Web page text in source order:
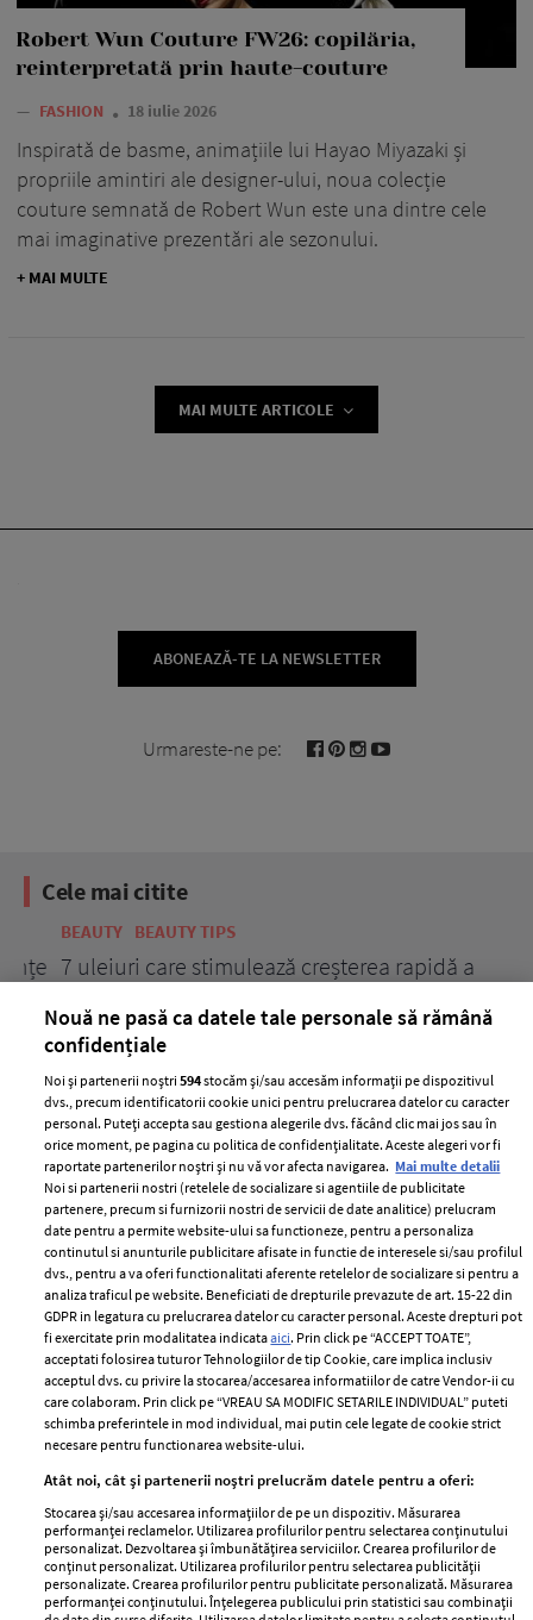
Robert Wun Couture FW26: copilăria,
reinterpretată prin haute-couture
— FASHION 18 iulie 2026
Inspirată de basme, animațiile lui Hayao Miyazaki și
propriile amintiri ale designer-ului, noua colecție
couture semnată de Robert Wun este una dintre cele
mai imaginative prezentări ale sezonului.
+ MAI MULTE
MAI MULTE ARTICOLE
ABONEAZĂ-TE LA NEWSLETTER
Urmareste-ne pe:
Cele mai citite
BEAUTY BEAUTY TIPS
7 uleiuri care stimulează creșterea rapidă a
ELLE Style Awards
2024
Despre ELLE
Romania
Contact
Abonamente
Termeni si conditii
Politica de
confidențialitate
Politica de cookies
Publicitate
GSP
Unica
Baby
Retete
femei
Viva
Avantaje
Retete practice
Nouă ne pasă ca datele tale personale să rămână
confidențiale
Noi și partenerii noștri594stocăm și/sau accesăm informații pe dispozitivul
dvs., precum identificatorii cookie unici pentru prelucrarea datelor cu caracter
personal. Puteți accepta sau gestiona alegerile dvs. făcând clic mai jos sau în
orice moment, pe pagina cu politica de confidențialitate. Aceste alegeri vor fi
raportate partenerilor noștri și nu vă vor afecta navigarea. Mai multe detalii
Noi si partenerii nostri (retelele de socializare si agentiile de publicitate
partenere, precum si furnizorii nostri de servicii de date analitice) prelucram
date pentru a permite website-ului sa functioneze, pentru a personaliza
continutul si anunturile publicitare afisate in functie de interesele si/sau profilul
dvs., pentru a va oferi functionalitati aferente retelelor de socializare si pentru a
analiza traficul pe website. Beneficiati de drepturile prevazute de art. 15-22 din
GDPR in legatura cu prelucrarea datelor cu caracter personal. Aceste drepturi pot
fi exercitate prin modalitatea indicataaici. Prin click pe “ACCEPT TOATE”,
acceptati folosirea tuturor Tehnologiilor de tip Cookie, care implica inclusiv
acceptul dvs. cu privire la stocarea/accesarea informatiilor de catre Vendor-ii cu
care colaboram. Prin click pe “VREAU SA MODIFIC SETARILE INDIVIDUAL” puteti
schimba preferintele in mod individual, mai putin cele legate de cookie strict
necesare pentru functionarea website-ului.
Atât noi, cât și partenerii noștri prelucrăm datele pentru a oferi:
Stocarea și/sau accesarea informațiilor de pe un dispozitiv. Măsurarea
performanței reclamelor. Utilizarea profilurilor pentru selectarea conținutului
personalizat. Dezvoltarea și îmbunătățirea serviciilor. Crearea profilurilor de
conținut personalizat. Utilizarea profilurilor pentru selectarea publicității
personalizate. Crearea profilurilor pentru publicitate personalizată. Măsurarea
performanței conținutului. Înțelegerea publicului prin statistici sau combinații